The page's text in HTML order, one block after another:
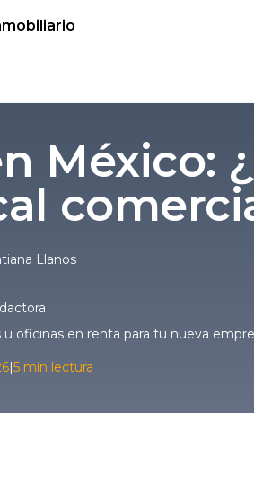
México:
Llanos
oficinas en renta para tu nueva
|5 min lectura